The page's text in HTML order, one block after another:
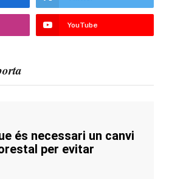
YouTube
és necessari un canvi
per evitar